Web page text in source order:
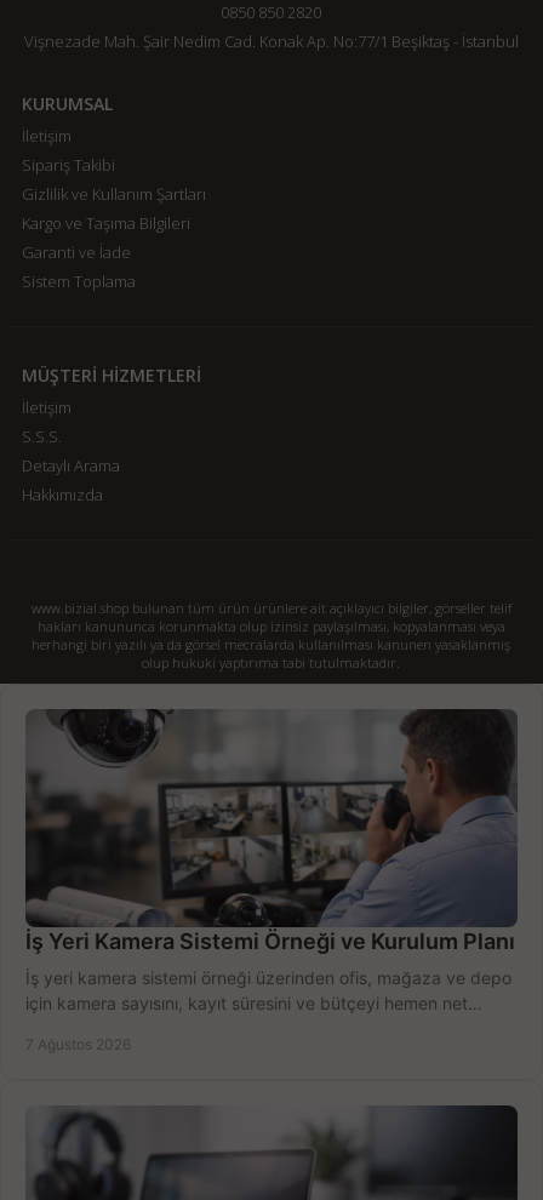
0850 850 2820
Vişnezade Mah. Şair Nedim Cad. Konak Ap. No:77/1 Beşiktaş - İstanbul
KURUMSAL
İletişim
Sipariş Takibi
Gizlilik ve Kullanım Şartları
Kargo ve Taşıma Bilgileri
Garanti ve İade
Sistem Toplama
MÜŞTERİ HİZMETLERİ
İletişim
S.S.S.
Detaylı Arama
Hakkımızda
www.bizial.shop bulunan tüm ürün ürünlere ait açıklayıcı bilgiler, görseller telif
hakları kanununca korunmakta olup izinsiz paylaşılması, kopyalanması veya
herhangi biri yazılı ya da görsel mecralarda kullanılması kanunen yasaklanmış
olup hukuki yaptırıma tabi tutulmaktadır.
İş Yeri Kamera Sistemi Örneği ve Kurulum Planı
İş yeri kamera sistemi örneği üzerinden ofis, mağaza ve depo
için kamera sayısını, kayıt süresini ve bütçeyi hemen net
7 Ağustos 2026